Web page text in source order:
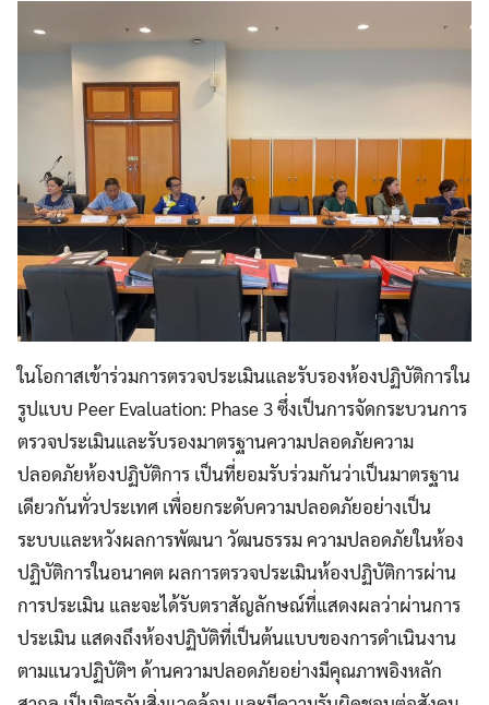
ในโอกาสเข้าร่วมการตรวจประเมินและรับรองห้องปฏิบัติการใน
รูปแบบ Peer Evaluation: Phase 3 ซึ่งเป็นการจัดกระบวนการ
ตรวจประเมินและรับรองมาตรฐานความปลอดภัยความ
ปลอดภัยห้องปฏิบัติการ เป็นที่ยอมรับร่วมกันว่าเป็นมาตรฐาน
เดียวกันทั่วประเทศ เพื่อยกระดับความปลอดภัยอย่างเป็น
ระบบและหวังผลการพัฒนา วัฒนธรรม ความปลอดภัยในห้อง
ปฏิบัติการในอนาคต ผลการตรวจประเมินห้องปฏิบัติการผ่าน
การประเมิน และจะได้รับตราสัญลักษณ์ที่แสดงผลว่าผ่านการ
ประเมิน แสดงถึงห้องปฏิบัติที่เป็นต้นแบบของการดำเนินงาน
ตามแนวปฏิบัติฯ ด้านความปลอดภัยอย่างมีคุณภาพอิงหลัก